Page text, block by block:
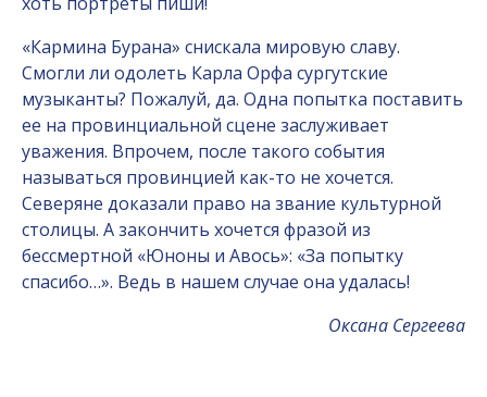
«Кармина Бурана» снискала мировую славу.
Смогли ли одолеть Карла Орфа сургутские
музыканты? Пожалуй, да. Одна попытка поставить
ее на провинциальной сцене заслуживает
уважения. Впрочем, после такого события
называться провинцией как-то не хочется.
Северяне доказали право на звание культурной
столицы. А закончить хочется фразой из
бессмертной «Юноны и Авось»: «За попытку
спасибо…». Ведь в нашем случае она удалась!
Оксана Сергеева